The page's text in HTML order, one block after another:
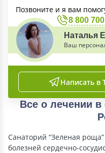
Позвоните и я вам
8 800
Наталья
Ваш
Написать в
Все о лечении в
Санаторий “Зеленая
болезней сердечно-